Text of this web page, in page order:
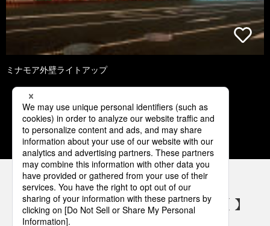
ミナモア外壁ライトアップ
1 2 3 4 5
パナソニックの電気設備 SNSアカウント